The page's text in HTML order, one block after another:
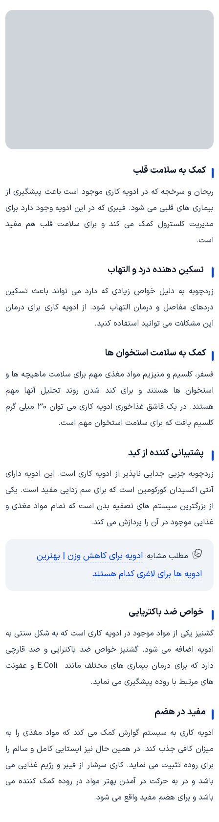
کمک به سلامت قلب
ریحان و سرخجه که در ادویه کاری موجود است باعث پیشگیری از
بیماری های قلبی می شود. فیبری که در این ادویه وجود دارد برای
مدیریت کلسترول کمک می کند و برای سلامت قلب هم مفید
است.
تسکین دهنده درد و التهاب
زردچوبه به دلیل خواص زیادی که دارد می تواند باعث تسکین
دردهای مفاصل و درمان التهاب شود. از ادویه کاری برای درمان
این مشکلات می توانید استفاده کنید.
کمک به سلامت استخوان ها
فسفر، کلسیم و منیزیم مواد مغذی مهم برای سلامت ماهیچه ها و
استخوان ها هستند و برای کند شدن روند تحلیل آنها مهم
هستند. در یک قاشق غذاخوری ادویه کاری می توان 30 میلی گرم
کلسیم یافت که برای سلامت استخوان مهم است.
پشتیبانی کننده از کبد
زردچوبه جزیی جدایی ناپذیر از ادویه کاری است. این ادویه دارای
آنتی اکسیدان کورکومین است که برای سم زدایی مفید است. یکی
از بزرگترین سیستم های تصفیه بدن است که تمام مواد مغذی و
غذایی موجود در آن را پردازش می کند.
مطلب مشابه:ادویه برای کاهش وزن | بهترین
ادویه ها برای لاغری کدام هستند
خواص ضد باکتریایی
گشنیز یکی از مواد موجود در ادویه کاری است که به شکل سنتی به
ادویه اضافه می شود. گشنیز خواص ضد باکترایی و ضد قارچی
دارد که برای درمان بیماری های مختلف مانند E.Coli و عفونت
های مرتبط با روده پیشگیری می نماید.
مفید در هضم
ادویه کاری به سیستم گوارش کمک می کند که مواد مغذی را به
میزان کافی جذب کند. در همین حال نیز ایستایی کامل و سالم را
برای روده تثبیت می نماید. کاری سرشار از فیبر و رژیم غذایی می
باشد و در به حرکت در آمدن بهتر مواد در روده کمک کننده می
باشد و برای هضم مفید واقع می شود.